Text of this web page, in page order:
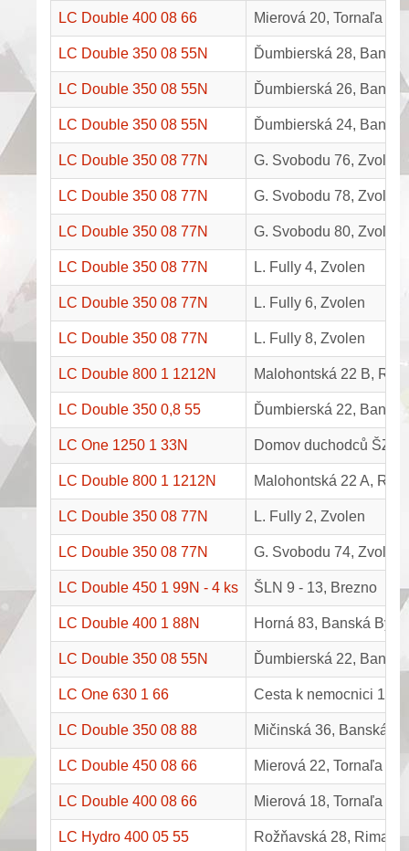
LC Double 400 08 66 Mierová 20, Tornaľa
LC Double 350 08 55N Ďumbierská 28,
LC Double 350 08 55N Ďumbierská 26,
LC Double 350 08 55N Ďumbierská 24,
LC Double 350 08 77N G. Svobodu 76, Zvolen
LC Double 350 08 77N G. Svobodu 78, Zvolen
LC Double 350 08 77N G. Svobodu 80, Zvolen
LC Double 350 08 77N L. Fully 4, Zvolen
LC Double 350 08 77N L. Fully 6, Zvolen
LC Double 350 08 77N L. Fully 8, Zvolen
LC Double 800 1 1212N Malohontská 22 B,
LC Double 350 0,8 55 Ďumbierská 22,
LC One 1250 1 33N Domov duchodců ŠZ
LC Double 800 1 1212N Malohontská 22 A,
LC Double 350 08 77N L. Fully 2, Zvolen
LC Double 350 08 77N G. Svobodu 74, Zvolen
LC Double 450 1 99N - 4 ks ŠLN 9 - 13, Brezno
LC Double 400 1 88N Horná 83, Banská
LC Double 350 08 55N Ďumbierská 22,
LC One 630 1 66 Cesta k nemocnici 1,
LC Double 350 08 88 Mičinská 36, Banská
LC Double 450 08 66 Mierová 22, Tornaľa
LC Double 400 08 66 Mierová 18, Tornaľa
LC Hydro 400 05 55 Rožňavská 28,